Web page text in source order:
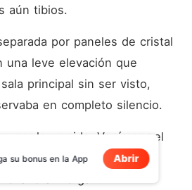
aún tibios.
por paneles de cristal
una leve elevación que
principal sin ser visto,
en completo silencio.
por la comida. Venía por el
en ese instante, tenía
Morgan.
su bonus en la App Abrir